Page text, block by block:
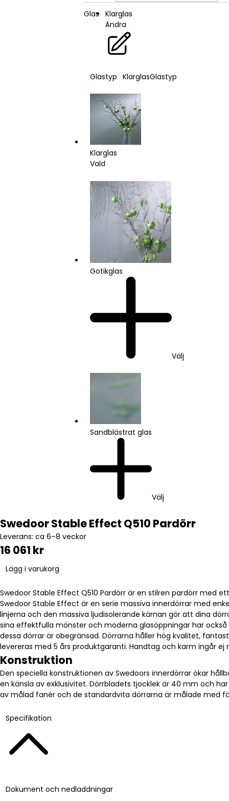
Glas Klarglas
Ändra
Glastyp KlarglasGlastyp
Klarglas
Vald
Gotikglas
Välj
Sandblästrat glas
Välj
Swedoor Stable Effect Q510 Pardörr
Leverans: ca 6–8 veckor
16 061 kr
Lägg i varukorg
Swedoor Stable Effect Q510 Pardörr är en stilren pardörr med
Swedoor Stable Effect är en serie massiva innerdörrar med
linjerna och den massiva ljudisolerande kärnan gör att dina
sina effektfulla mönster och moderna glasöppningar har
dessa dörrar är obegränsad. Dörrarna håller hög kvalitet,
levereras med 5 års produktgaranti. Handtag och karm ingår ej
Konstruktion
Den speciella konstruktionen av Swedoors innerdörrar ökar
en känsla av exklusivitet. Dörrbladets tjocklek är 40 mm och
av målad fanér och de standardvita dörrarna är målade med
Specifikation
Dokument och nedladdningar